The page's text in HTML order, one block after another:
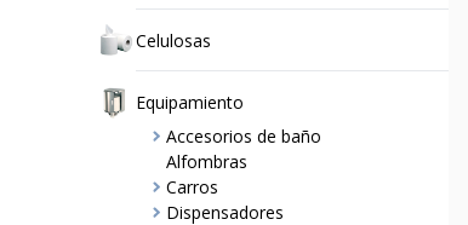
Celulosas
Equipamiento
Accesorios de baño
Alfombras
Carros
Dispensadores